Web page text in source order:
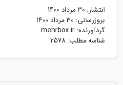
انتشار: 30 مرداد 1400
بروزرسانی: 30 مرداد 1400
گردآورنده: mehrbox.ir
شناسه مطلب: 2578